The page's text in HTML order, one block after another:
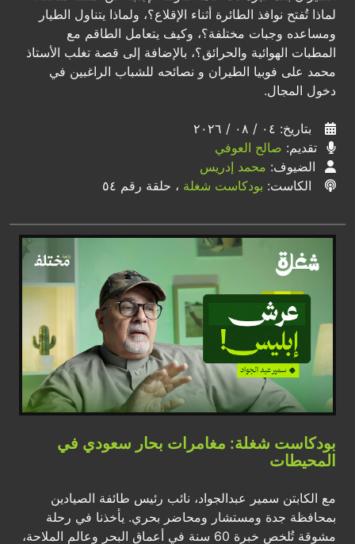
لماذا تُفتح نوافذ الطائرة أثناء الإقلاع؟، ولماذا يتناول الطيار
ومساعده وجبات مختلفة؟، وكيف يتعامل الطاقم مع
المطبات الهوائية والحرائق؟، بالإضافة إلى قصة تغلب الأستاذ
محمد على فوبيا الطيران و نصائحه للشباب الراغبين في
دخول المجال.
بتاريخ: ٠٤ / ٠٨ / ٢٠٢٦
تقديم: صالح العوفي
الضيوف: محمد إدريس
الكاست: بودكاست شغلة ، حلقة رقم ٥٤
بودكاست شغلة: مغامرات بحار سعودي في
المحيطات
مع الكابتن سمير عبدالجواد، نائب رئيس طائفة الصيادين
بمحافظة جدة ومستشار ومحاضر بحري. يأخذنا في رحلة
مشوقة تُلخص خبرة 60 سنة في أعماق البحر وعالم الملاحة،